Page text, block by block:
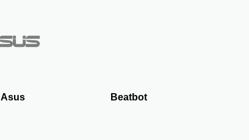
Asus Beatbot